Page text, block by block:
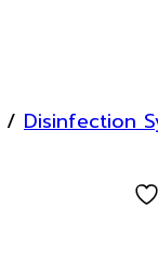
/ Disinfection